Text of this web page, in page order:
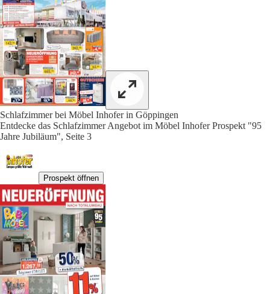
Schlafzimmer bei Möbel Inhofer in Göppingen
Entdecke das Schlafzimmer Angebot im Möbel Inhofer Prospekt "95
Jahre Jubiläum", Seite 3
Prospekt öffnen